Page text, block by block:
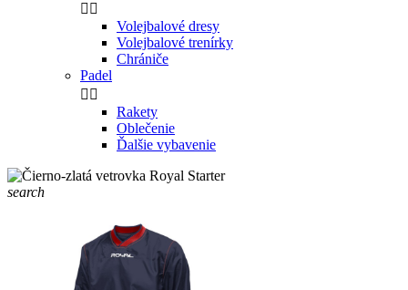
 
Volejbalové dresy
Volejbalové trenírky
Chrániče
Padel
 
Rakety
Oblečenie
Ďalšie vybavenie
search